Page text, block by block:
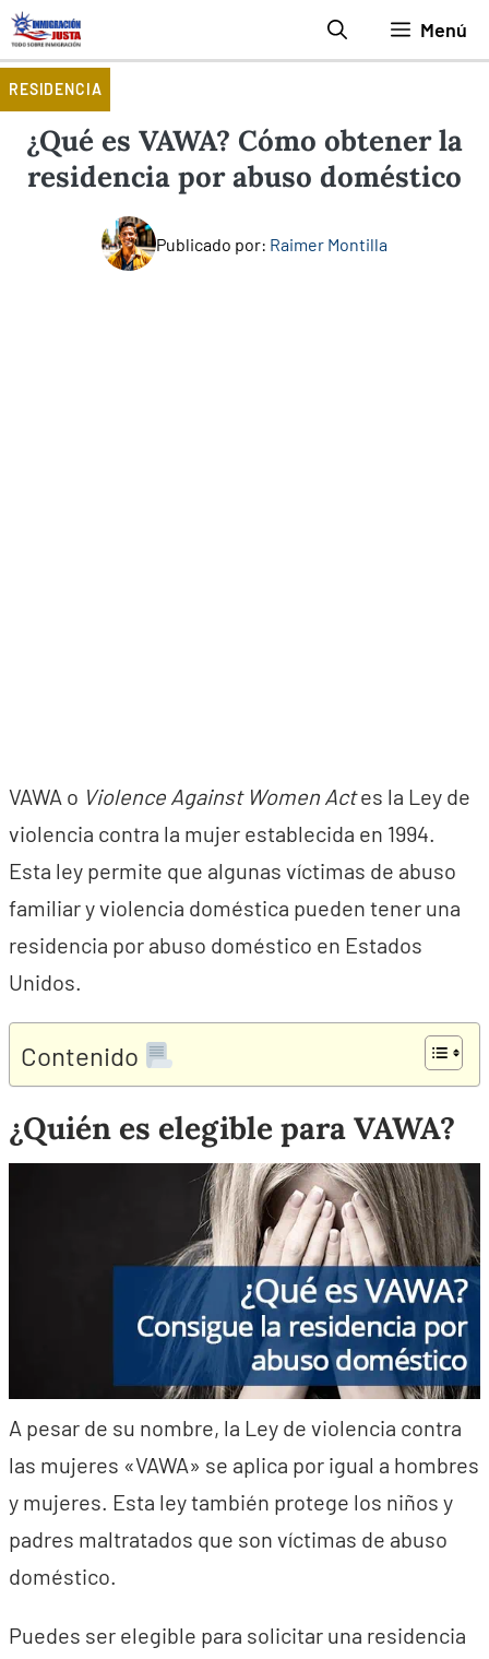
Saltar
al
contenido
Menú
RESIDENCIA
¿Qué es VAWA? Cómo obtener la
residencia por abuso doméstico
Publicado por: Raimer Montilla
VAWA o Violence Against Women Actes la Ley de
violencia contra la mujer establecida en 1994.
Esta ley permite que algunas víctimas de abuso
familiar y violencia doméstica pueden tener una
residencia por abuso doméstico en Estados
Unidos.
Contenido
¿Quién es elegible para VAWA?
A pesar de su nombre, la Ley de violencia contra
las mujeres «VAWA» se aplica por igual a hombres
y mujeres. Esta ley también protege los niños y
padres maltratados que son víctimas de abuso
doméstico.
Puedes ser elegible para solicitar una residencia